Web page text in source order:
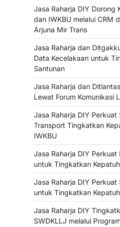
Jasa Raharja DIY Dorong
dan IWKBU melalui CRM
Arjuna Mir Trans
Jasa Raharja dan
Data Kecelakaan untuk
Santunan
Jasa Raharja dan
Lewat Forum Komunikasi
Jasa Raharja DIY
Transport Tingkatkan
IWKBU
Jasa Raharja DIY Perkuat
untuk Tingkatkan
Jasa Raharja DIY
untuk Tingkatkan
Jasa Raharja DIY
SWDKLLJ melalui